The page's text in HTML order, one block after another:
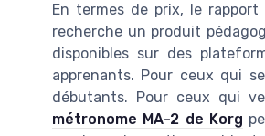
En termes de prix, le
recherche un produit
disponibles sur des
apprenants. Pour ceux qui
débutants. Pour ceux qui
métronome MA-2 de Korg